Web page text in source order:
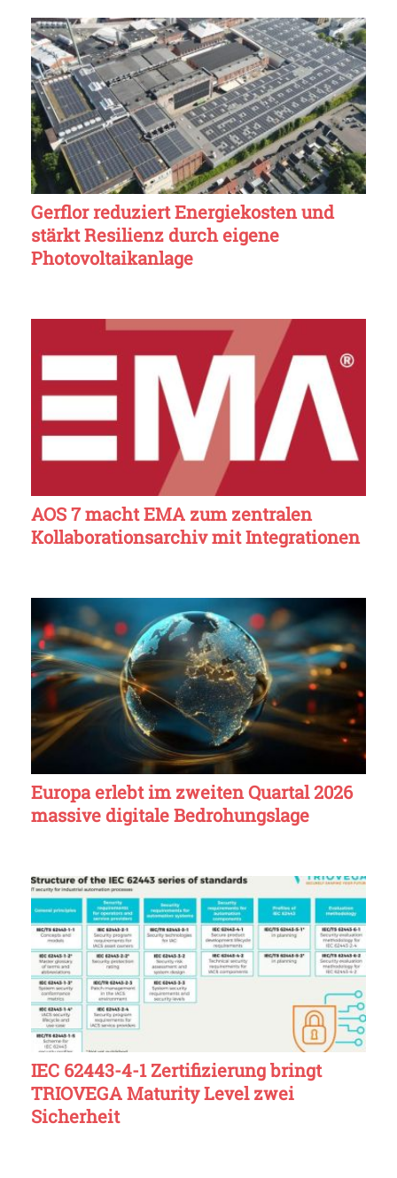
Gerflor reduziert Energiekosten und
stärkt Resilienz durch eigene
Photovoltaikanlage
AOS 7 macht EMA zum zentralen
Kollaborationsarchiv mit Integrationen
Europa erlebt im zweiten Quartal 2026
massive digitale Bedrohungslage
IEC 62443-4-1 Zertifizierung bringt
TRIOVEGA Maturity Level zwei
Sicherheit